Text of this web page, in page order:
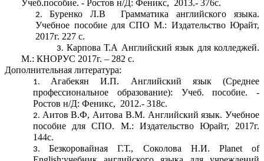
Учеб.пособие. - Ростов н/Д: Феникс, 2013.- 376с.
Буренко Л.В Грамматика английского языка.
Учебное пособие для СПО М.: Издательство Юрайт,
2017г. 227 с.
Карпова Т.А Английский язык для колледжей.
М.: КНОРУС 2017г. – 282 с.
Дополнительная литература:
Агабекян И.П. Английский язык (Среднее
профессиональное образование): Учеб. пособие. -
Ростов н/Д: Феникс, 2012.- 318с.
Аитов В.Ф, Аитова В.М. Английский язык. Учебное
пособие для СПО. М.: Издательство Юрайт, 2017г.
144с.
Безкоровайная Г.Т., Соколова Н.И. Planet of